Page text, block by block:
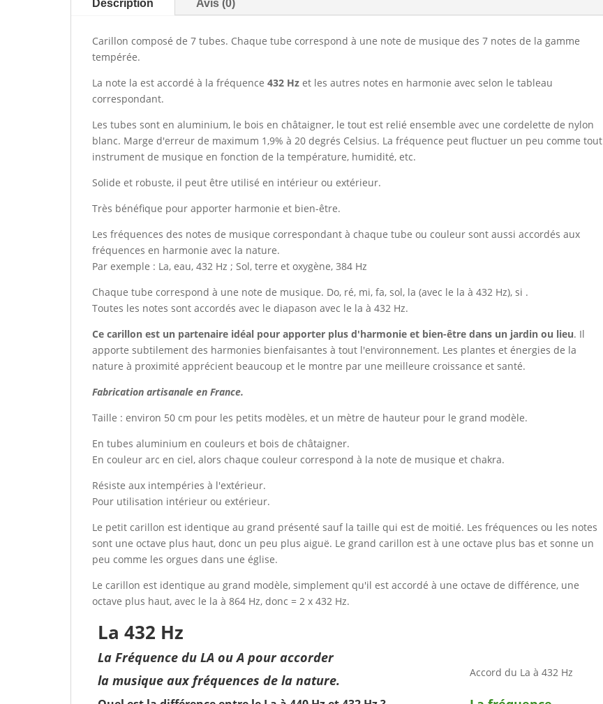
Description Avis (0)
Carillon composé de 7 tubes. Chaque tube correspond à une note de musique des 7 notes de la gamme
tempérée.
La note la est accordé à la fréquence 432 Hzet les autres notes en harmonie avec selon le tableau
correspondant.
Les tubes sont en aluminium, le bois en châtaigner, le tout est relié ensemble avec une cordelette de nylon
blanc. Marge d'erreur de maximum 1,9% à 20 degrés Celsius. La fréquence peut fluctuer un peu comme tout
instrument de musique en fonction de la température, humidité, etc.
Solide et robuste, il peut être utilisé en intérieur ou extérieur.
Très bénéfique pour apporter harmonie et bien-être.
Les fréquences des notes de musique correspondant à chaque tube ou couleur sont aussi accordés aux
fréquences en harmonie avec la nature.
Par exemple : La, eau, 432 Hz ; Sol, terre et oxygène, 384 Hz
Chaque tube correspond à une note de musique. Do, ré, mi, fa, sol, la (avec le la à 432 Hz), si .
Toutes les notes sont accordés avec le diapason avec le la à 432 Hz.
Ce carillon est un partenaire idéal pour apporter plus d'harmonie et bien-être dans un jardin ou lieu. Il
apporte subtilement des harmonies bienfaisantes à tout l'environnement. Les plantes et énergies de la
nature à proximité apprécient beaucoup et le montre par une meilleure croissance et santé.
Fabrication artisanale en France.
Taille : environ 50 cm pour les petits modèles, et un mètre de hauteur pour le grand modèle.
En tubes aluminium en couleurs et bois de châtaigner.
En couleur arc en ciel, alors chaque couleur correspond à la note de musique et chakra.
Résiste aux intempéries à l'extérieur.
Pour utilisation intérieur ou extérieur.
Le petit carillon est identique au grand présenté sauf la taille qui est de moitié. Les fréquences ou les notes
sont une octave plus haut, donc un peu plus aiguë. Le grand carillon est à une octave plus bas et sonne un
peu comme les orgues dans une église.
Le carillon est identique au grand modèle, simplement qu'il est accordé à une octave de différence, une
octave plus haut, avec le la à 864 Hz, donc = 2 x 432 Hz.
La 432 Hz
La Fréquence du LA ou A pour accorder
la musique aux fréquences de la nature.
Accord du La à 432 Hz